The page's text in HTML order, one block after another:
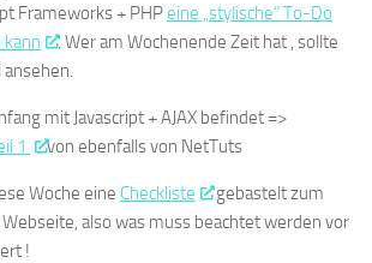
Frameworks + PHPeine „stylische“ To-Do
. Wer am Wochenende Zeit hat , sollte
ansehen.
mit Javascript + AJAX befindet =>
1
von ebenfalls von NetTuts
Woche eine Checkliste
gebastelt zum
also was muss beachtet werden vor
!